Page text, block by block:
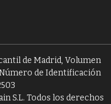
de Madrid, Volumen
Número de Identificación
S.L. Todos los derechos